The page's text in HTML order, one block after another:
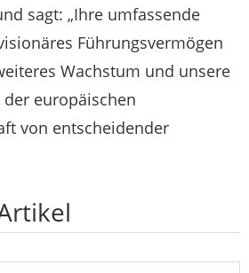
sagt: „Ihre umfassende
Führungsvermögen
Wachstum und unsere
europäischen
von entscheidender